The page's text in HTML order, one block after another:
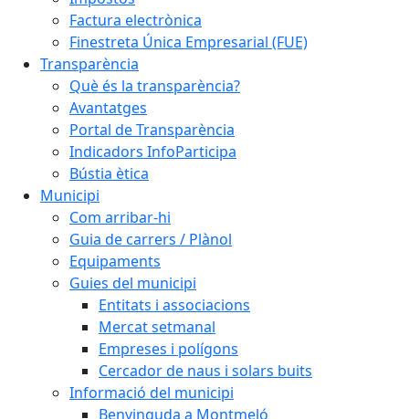
Factura electrònica
Finestreta Única Empresarial (FUE)
Transparència
Què és la transparència?
Avantatges
Portal de Transparència
Indicadors InfoParticipa
Bústia ètica
Municipi
Com arribar-hi
Guia de carrers / Plànol
Equipaments
Guies del municipi
Entitats i associacions
Mercat setmanal
Empreses i polígons
Cercador de naus i solars buits
Informació del municipi
Benvinguda a Montmeló